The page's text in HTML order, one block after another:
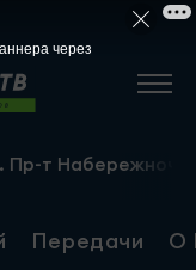
Передачи О
через